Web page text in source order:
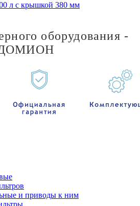
л с крышкой 380 мм
оборудования -
и приводы к ним